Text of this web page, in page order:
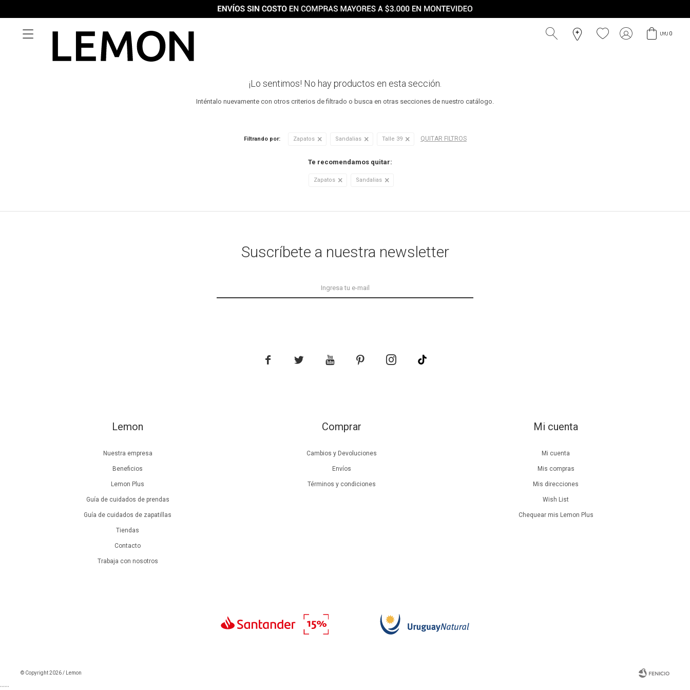
UYU 0

¡Lo sentimos! No hay productos en esta sección.
Inténtalo nuevamente con otros criterios de filtrado o busca en otras secciones de nuestro catálogo.
Filtrando por: Zapatos Sandalias Talle 39 QUITAR FILTROS
Te recomendamos quitar:
Zapatos Sandalias
Lemon
Nuestra empresa
Beneficios
Lemon Plus
Guía de cuidados de prendas
Guía de cuidados de zapatillas
Tiendas
Contacto
Trabaja con nosotros
Comprar
Cambios y Devoluciones
Envíos
Términos y condiciones
Mi cuenta
Mi cuenta
Mis compras
Mis direcciones
Wish List
Chequear mis Lemon Plus
Suscríbete a nuestra newsletter
    
© Copyright 2026 / Lemon
``````